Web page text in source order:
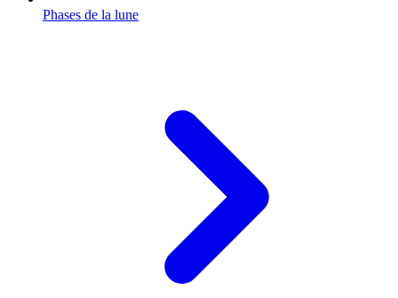
Phases de la lune